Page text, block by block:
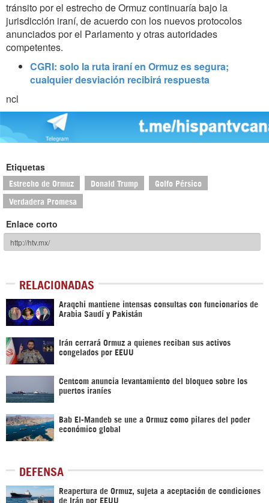
tránsito por el estrecho de Ormuz continuaría bajo la
jurisdicción iraní, de acuerdo con los nuevos protocolos
anunciados por el Parlamento y otras autoridades
competentes.
CGRI: solo la ruta iraní en Ormuz es segura;
cualquier desviación recibirá respuesta
ncl
Etiquetas
Estrecho de Ormuz Donald Trump Golfo Pérsico
Verdadera Promesa
Enlace corto
RELACIONADAS
Araqchi mantiene intensas consultas con funcionarios de
Arabia Saudí y Pakistán
Irán cerrará Ormuz a quienes reciban sus activos
congelados por EEUU
Centcom anuncia levantamiento del bloqueo sobre los
puertos iraníes
Bab El-Mandeb se une a Ormuz como pilares del poder
económico global
DEFENSA
Reapertura de Ormuz, sujeta a aceptación de condiciones
de Irán por EEUU